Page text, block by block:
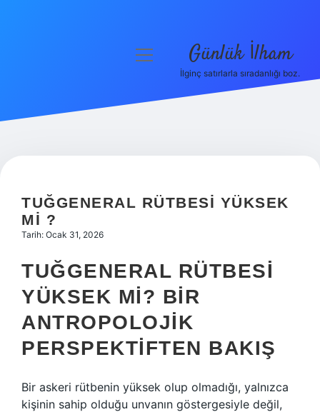
Hakkımızda
menüyü
Günlük İlham
İlginç satırlarla sıradanlığı boz.
TUĞGENERAL RÜTBESI YÜKSEK
MI ?
Tarih: Ocak 31, 2026
TUĞGENERAL RÜTBESI
YÜKSEK MI? BIR
ANTROPOLOJIK
PERSPEKTIFTEN BAKIŞ
Bir askeri rütbenin yüksek olup olmadığı, yalnızca
kişinin sahip olduğu unvanın göstergesiyle değil,